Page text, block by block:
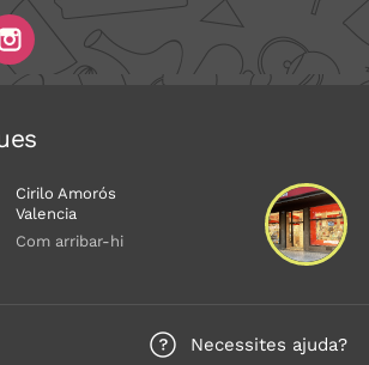
Cirilo Amorós
Valencia
Com arribar-hi
Necessites ajuda?